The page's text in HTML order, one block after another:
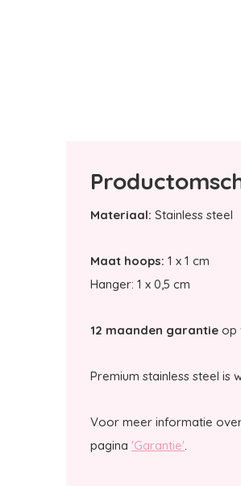
Materiaal: Stainless steel
Maat hoops: 1 x 1 cm
Hanger: 1 x 0,5 cm
12 maanden garantie op
Premium stainless steel is
Voor meer informatie
pagina 'Garantie'.